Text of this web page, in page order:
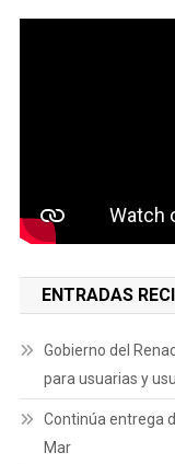
ENTRADAS
Gobierno del
para usuarias y
Continúa entrega
Mar